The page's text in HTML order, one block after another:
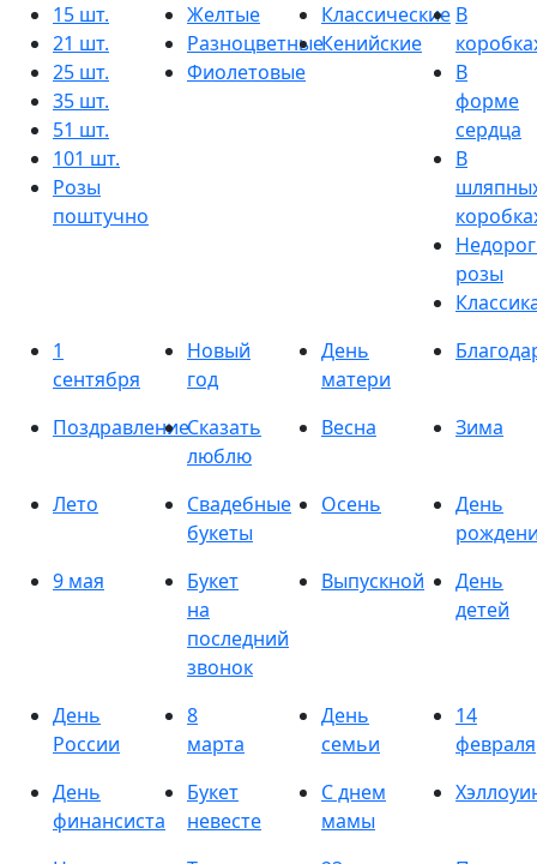
15 шт.
21 шт.
25 шт.
35 шт.
51 шт.
101 шт.
Розы
поштучно
Желтые
Разноцветные
Фиолетовые
Классические
Кенийские
В
В
форме
сердца
В
розы
1
сентября
Новый
год
День
матери
ПоздравлениеСказать
люблю
Весна Зима
Лето
Свадебные
букеты
Осень
День
9 мая
Букет
на
последний
звонок
Выпускной
День
детей
День
России
8
марта
День
семьи
14
февраля
День
финансиста
Букет
невесте
С днем
мамы